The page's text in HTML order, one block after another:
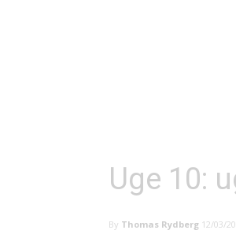
Uge 10:
By Thomas Rydberg 12/03/